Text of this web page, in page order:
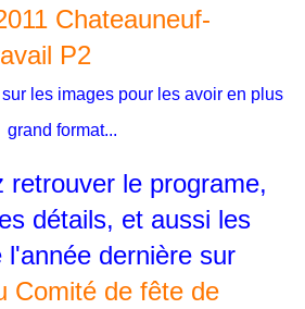
les images pour les avoir en plus
grand format...
retrouver le programe,
détails, et aussi les
l'année dernière sur
Comité de fête de